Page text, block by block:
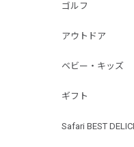
ゴルフ
アウトドア
ベビー・キッズ
ギフト
Safari BEST